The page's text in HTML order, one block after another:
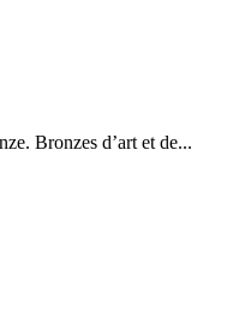
Bronzes d’art et de...